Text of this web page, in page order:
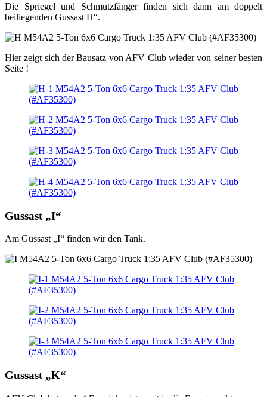
Die Spriegel und Schmutzfänger finden sich dann am doppelt
beiliegenden Gussast H“.
Hier zeigt sich der Bausatz von AFV Club wieder von seiner besten
Seite !
Gussast „I“
Am Gussast „I“ finden wir den Tank.
Gussast „K“